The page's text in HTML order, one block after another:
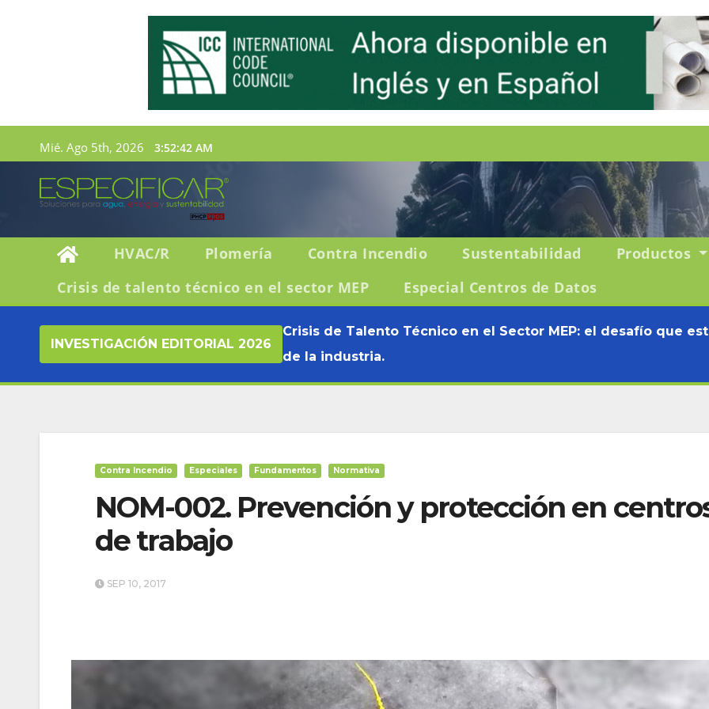
Mié. Ago 5th, 2026 3:52:43 AM
HVAC/R Plomería Contra Incendio Sustentabilidad
Productos
Crisis de talento técnico en el sector MEP
Especial Centros de Datos
INVESTIGACIÓN EDITORIAL 2026
Crisis de Talento Técnico en el Sector MEP: el desafío que
de la industria.
Contra Incendio Especiales Fundamentos Normativa
NOM-002. Prevención y protección en
de trabajo
SEP 10, 2017